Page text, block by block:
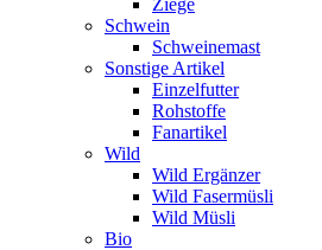
Ziege
Schwein
Schweinemast
Sonstige Artikel
Einzelfutter
Rohstoffe
Fanartikel
Wild
Wild Ergänzer
Wild Fasermüsli
Wild Müsli
Bio